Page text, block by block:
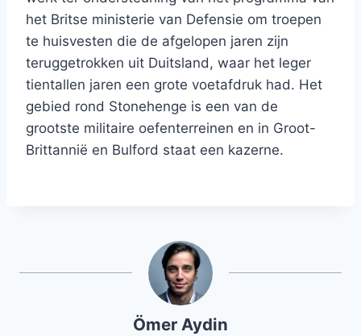
het Britse ministerie van Defensie om troepen
te huisvesten die de afgelopen jaren zijn
teruggetrokken uit Duitsland, waar het leger
tientallen jaren een grote voetafdruk had. Het
gebied rond Stonehenge is een van de
grootste militaire oefenterreinen en in Groot-
Brittannië en Bulford staat een kazerne.
Ömer Aydin